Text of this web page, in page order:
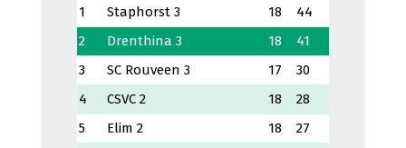
1 Staphorst 3 18
44
2
Drenthina 3 18
41
3
SC Rouveen 3 17
30
4
CSVC 2 18
28
5
Elim 2 18
27